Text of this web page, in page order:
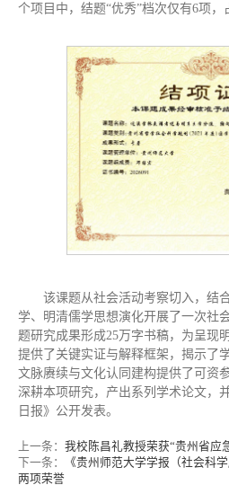
个项目中，结题“优秀”档次仅有6项，
该课题从社会活动考察切入，结
学、明清儒学思想演化开展了一次社
题研究成果形成25万字书稿，为呈现
提供了关键实证与解释框架，揭示了
文脉赓续与文化认同建构提供了可资
深耕本项研究，产出系列学术论文，
日报》公开发表。
上一条： 我校陈昌礼教授荣获“贵州省应
下一条：
《贵州师范大学学报（社会科
两项荣誉